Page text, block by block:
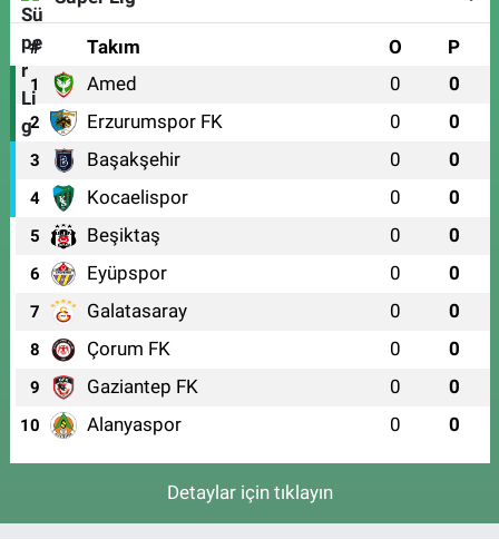
# Takım O P
1 Amed 0 0
2 Erzurumspor FK 0 0
3 Başakşehir 0 0
4 Kocaelispor 0 0
5 Beşiktaş 0 0
6 Eyüpspor 0 0
7 Galatasaray 0 0
8 Çorum FK 0 0
9 Gaziantep FK 0 0
10 Alanyaspor 0 0
Detaylar için tıklayın